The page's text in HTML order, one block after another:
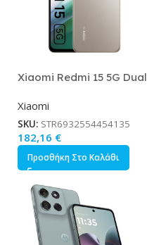
Xiaomi Redmi 15 5G Dual
Xiaomi
SKU: STR6932554454135
182,16 €
Προσθήκη Στο Καλάθι